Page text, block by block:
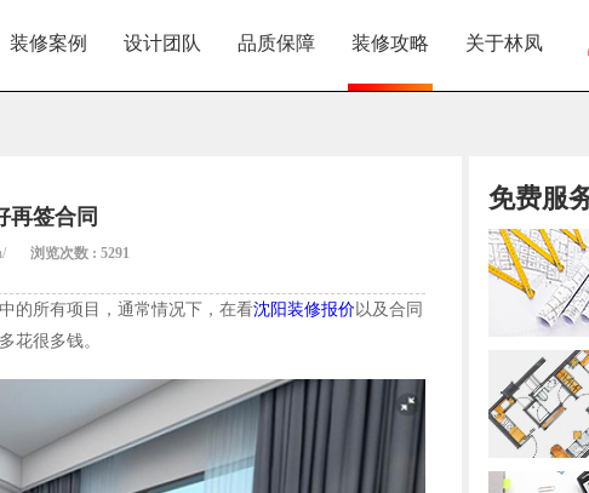
装修案例 设计团队 品质保障 装修攻略 关于林凤
再签合同
浏览次数 : 5291
的所有项目，通常情况下，在看沈阳装修报价以及合同
花很多钱。
免费服